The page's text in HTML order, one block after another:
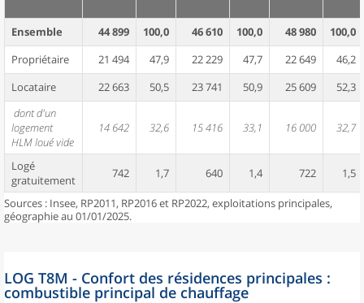
Ensemble 44 899 100,0 46 610 100,0 48 980
100,0
Propriétaire
21 494 47,9 22 229 47,7 22 649
46,2
Locataire
22 663 50,5 23 741 50,9 25 609
52,3
dont d'un
logement
HLM loué vide
14 642 32,6 15 416 33,1 16 000 32,7
Logé
gratuitement
742 1,7 640 1,4 722 1,5
Sources : Insee, RP2011, RP2016 et RP2022, exploitations principales,
géographie au 01/01/2025.
LOG T8M - Confort des résidences principales :
combustible principal de chauffage